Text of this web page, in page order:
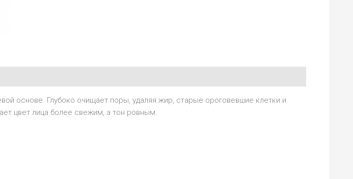
основе. Глубоко очищает поры, удаляя жир, старые ороговевшие клетки и
цвет лица более свежим, а тон ровным.